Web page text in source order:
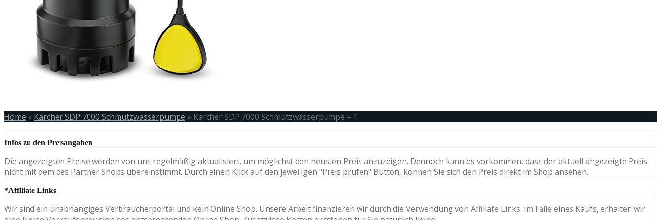
Home » Kärcher SDP 7000 Schmutzwasserpumpe » Kärcher SDP 7000 Schmutzwasserpumpe – 1
Infos zu den Preisangaben
Die angezeigten Preise werden von uns regelmäßig aktualisiert, um möglichst den neusten Preis anzuzeigen. Dennoch kann es vorkommen, dass der aktuell angezeigte Preis
nicht mit dem des Partner Shops übereinstimmt. Durch einen Klick auf den jeweiligen "Preis prüfen" Button, können Sie sich den Preis direkt im Shop ansehen.
*Affiliate Links
Wir sind ein unabhängiges Verbraucherportal und kein Online Shop. Unsere Arbeit finanzieren wir durch die Verwendung von Affiliate Links. Im Falle eines Kaufs, erhalten wir